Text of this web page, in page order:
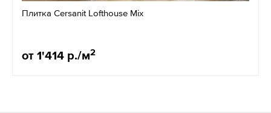
Плитка Cersanit Lofthouse Mix
от 1'414 р./м2